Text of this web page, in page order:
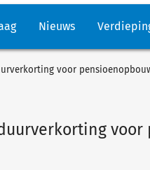
Nieuws
voor
voor